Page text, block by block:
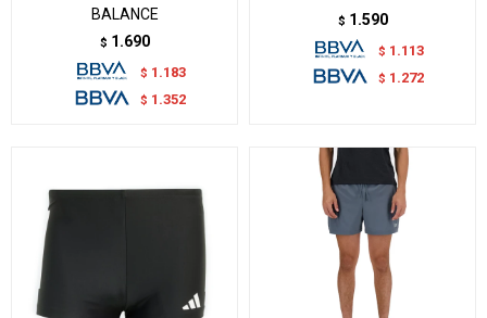
BALANCE
$ 1.690
$ 1.183
$ 1.352
$ 1.590
$ 1.113
$ 1.272